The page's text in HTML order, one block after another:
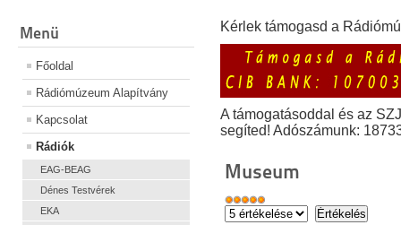
Menü
Főoldal
Rádiómúzeum Alapítvány
Kapcsolat
Rádiók
EAG-BEAG
Dénes Testvérek
EKA
Kérlek támogasd a
A támogatásoddal és az
segíted! Adószámunk:
Museum